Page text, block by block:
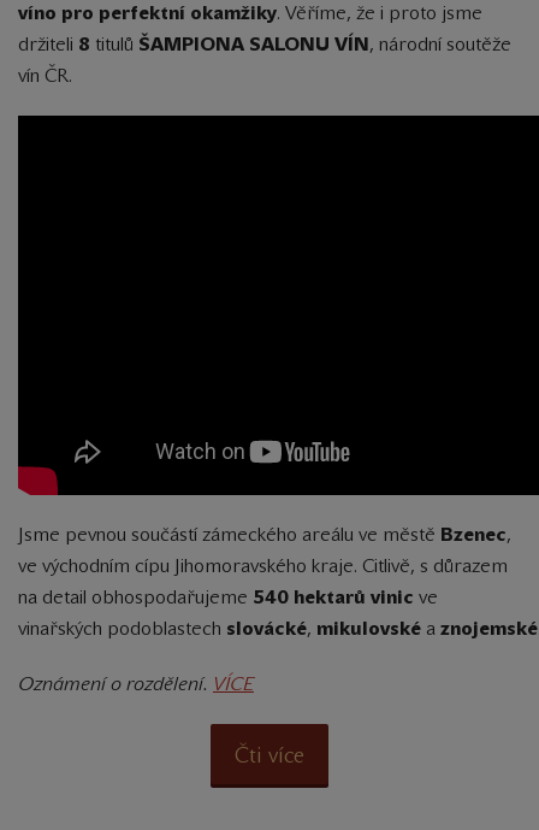
víno pro perfektní okamžiky. Věříme, že i proto jsme
držiteli 8 titulů ŠAMPIONA SALONU VÍN, národní soutěže
vín ČR.
Jsme pevnou součástí zámeckého areálu ve městě Bzenec,
ve východním cípu Jihomoravského kraje. Citlivě, s důrazem
na detail obhospodařujeme 540 hektarů vinic ve
vinařských podoblastech slovácké, mikulovské a znojemské
Oznámení o rozdělení. VÍCE
Čti více